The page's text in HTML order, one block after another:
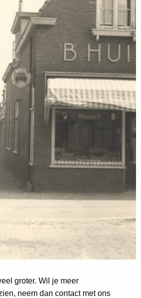
groter. Wil je meer
neem dan contact met ons